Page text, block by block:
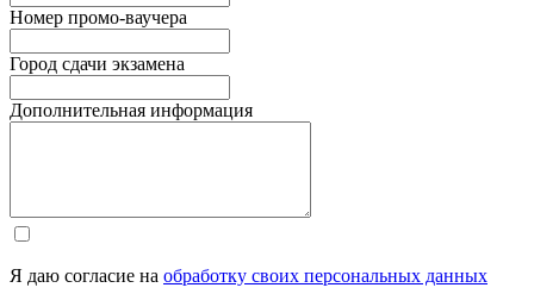
Номер промо-ваучера
Город сдачи экзамена
Дополнительная информация
Я даю согласие на обработку своих персональных данных